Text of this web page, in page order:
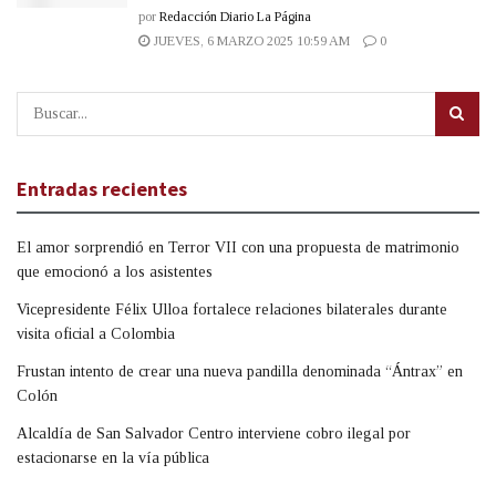
por Redacción Diario La Página
JUEVES, 6 MARZO 2025 10:59 AM
0
Entradas recientes
El amor sorprendió en Terror VII con una propuesta de matrimonio
que emocionó a los asistentes
Vicepresidente Félix Ulloa fortalece relaciones bilaterales durante
visita oficial a Colombia
Frustan intento de crear una nueva pandilla denominada “Ántrax” en
Colón
Alcaldía de San Salvador Centro interviene cobro ilegal por
estacionarse en la vía pública